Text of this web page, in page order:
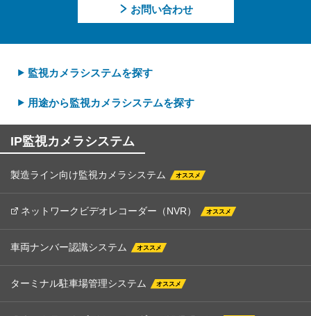
お問い合わせ
監視カメラシステムを探す
用途から監視カメラシステムを探す
IP監視カメラシステム
製造ライン向け監視カメラシステム オススメ
ネットワーク ビデオレコーダー （NVR） オススメ
車両ナンバー認識システム オススメ
ターミナル駐車場管理システム オススメ